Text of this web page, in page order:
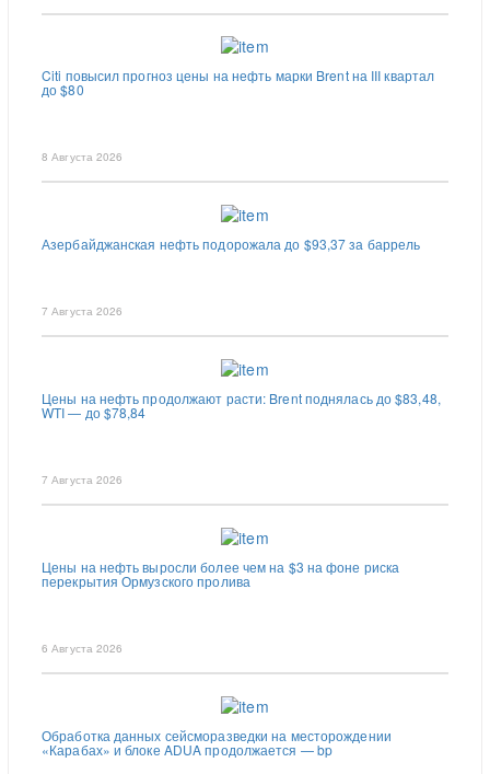
Citi повысил прогноз цены на нефть марки Brent на III квартал
до $80
8 Августа 2026
Азербайджанская нефть подорожала до $93,37 за баррель
7 Августа 2026
Цены на нефть продолжают расти: Brent поднялась до $83,48,
WTI — до $78,84
7 Августа 2026
Цены на нефть выросли более чем на $3 на фоне риска
перекрытия Ормузского пролива
6 Августа 2026
Обработка данных сейсморазведки на месторождении
«Карабах» и блоке ADUA продолжается — bp